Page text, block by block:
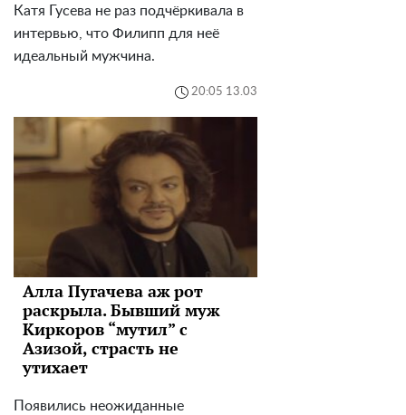
Катя Гусева не раз подчёркивала в
интервью, что Филипп для неё
идеальный мужчина.
20:05 13.03
Алла Пугачева аж рот
раскрыла. Бывший муж
Киркоров “мутил” с
Азизой, страсть не
утихает
Появились неожиданные